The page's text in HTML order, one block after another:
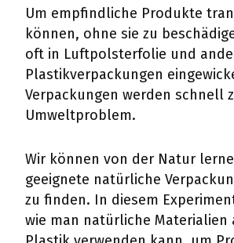
Um empfindliche Produkte
können, ohne sie zu
oft in Luftpolsterfolie und
Plastikverpackungen
Verpackungen werden schnell
Umweltproblem.
Wir können von der Natur
geeignete natürliche
zu finden. In diesem
wie man natürliche Materialien